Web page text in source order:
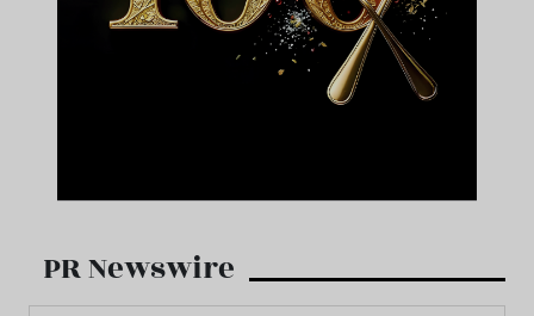
PR Newswire